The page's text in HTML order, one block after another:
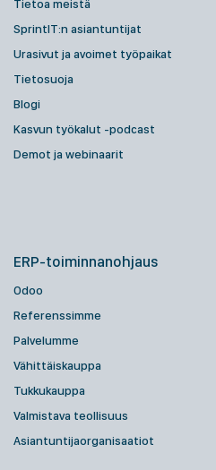
Tietoa meistä
SprintIT:n asiantuntijat
Urasivut ja avoimet työpaikat
Tietosuoja
Blogi
Kasvun työkalut -podcast
Demot ja webinaarit
ERP-toiminnanohjaus
Odoo
Referenssimme
Palvelumme
Vähittäiskauppa
Tukkukauppa
Valmistava teollisuus
Asiantuntijaorganisaatiot